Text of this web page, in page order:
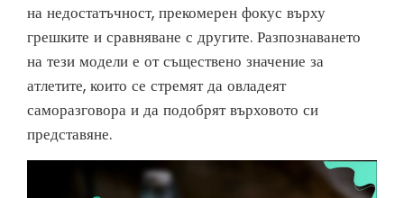
на недостатъчност, прекомерен фокус върху
грешките и сравняване с другите. Разпознаването
на тези модели е от съществено значение за
атлетите, които се стремят да овладеят
саморазговора и да подобрят върховото си
представяне.